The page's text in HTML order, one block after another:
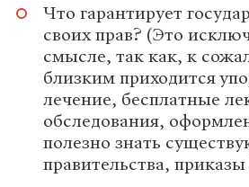
Что гарантирует
своих прав? (Это
смысле, так как, к
близким приходится
лечение, бесплатные
обследования,
полезно знать
правительства,